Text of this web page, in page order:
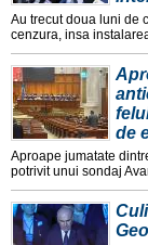
Au trecut doua luni de
cenzura, insa
de
Aproape jumatate
potrivit unui sondaj